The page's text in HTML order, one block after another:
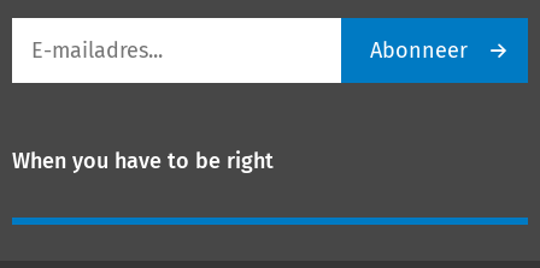
mailadres
Abonneer
When you have to be right